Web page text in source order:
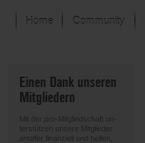
Home Community
Einen Dank unseren
Mitgliedern
Mit der pro
-Mitgliedschaft un-
terstützen unsere Mitglieder
artoffer finanziell und helfen,